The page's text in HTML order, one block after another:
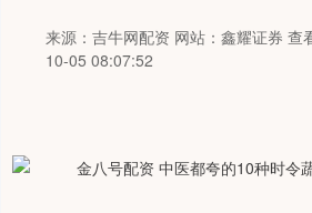
来源：吉牛网配资 网站：鑫耀证券 查
10-05 08:07:52